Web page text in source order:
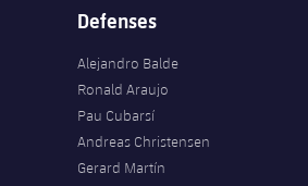
Defenses
Alejandro Balde
Ronald Araujo
Pau Cubarsí
Andreas Christensen
Gerard Martín